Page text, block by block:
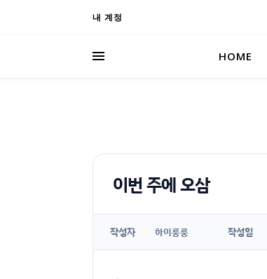
내 계정
HOME
이번 주에 오삼
작성자 하이룽룽 작성일